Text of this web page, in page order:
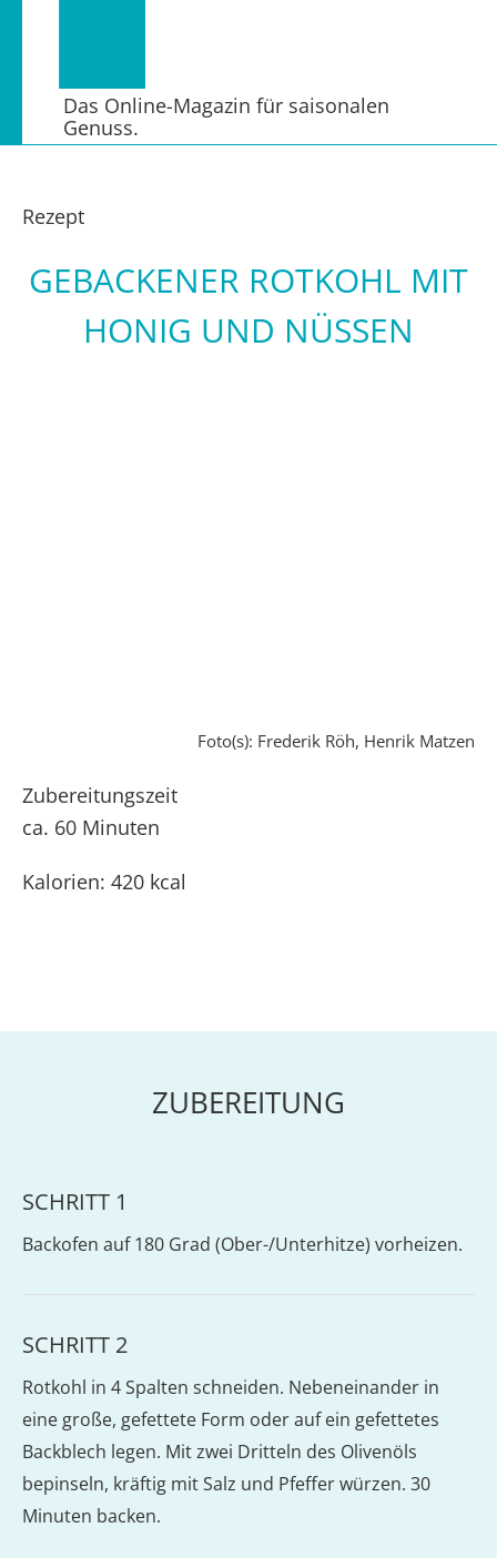
Das Online-Magazin für saisonalen
Genuss.
Rezept
GEBACKENER ROTKOHL MIT
HONIG UND NÜSSEN
Foto(s): Frederik Röh, Henrik Matzen
Zubereitungszeit
ca. 60 Minuten
Kalorien: 420 kcal
ZUBEREITUNG
SCHRITT 1
Backofen auf 180 Grad (Ober-/Unterhitze) vorheizen.
SCHRITT 2
Rotkohl in 4 Spalten schneiden. Nebeneinander in
eine große, gefettete Form oder auf ein gefettetes
Backblech legen. Mit zwei Dritteln des Olivenöls
bepinseln, kräftig mit Salz und Pfeffer würzen. 30
Minuten backen.